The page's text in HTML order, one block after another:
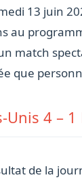
13 juin
au
match
que
Unis 4 –
de la